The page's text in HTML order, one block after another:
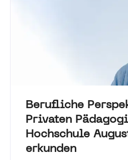
Berufliche
Privaten
Hochschule
erkunden